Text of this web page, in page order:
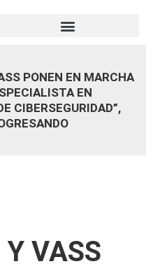
PONEN EN MARCHA
EN
CIBERSEGURIDAD”,
VASS